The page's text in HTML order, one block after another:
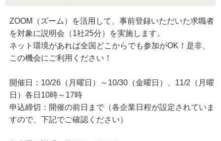
ZOOM（ズーム）を活用して、事前登録いただいた求職者
を対象に説明会（1社25分）を実施します。
ネット環境があれば全国どこからでも参加がOK！是非、
この機会にご利用ください！
開催日：10/26（月曜日）～10/30（金曜日）、11/2（月曜
日）各日10時～17時
申込締切：開催の前日まで（各企業日程が設定されていま
すので、下記でご確認ください）